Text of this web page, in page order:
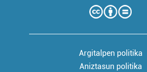
Argitalpen politika
Aniztasun politika